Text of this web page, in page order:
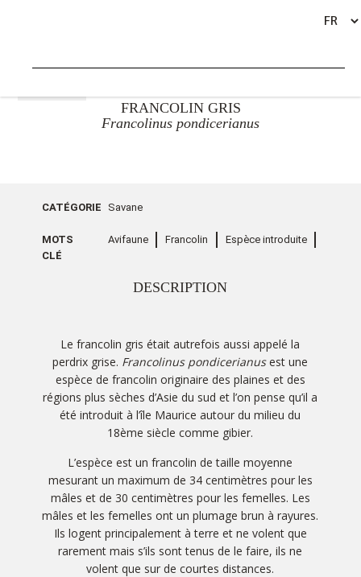
FRANCOLIN GRIS
Francolinus pondicerianus
CATÉGORIE Savane
MOTS
CLÉ
Avifaune Francolin Espèce introduite
DESCRIPTION
Le francolin gris était autrefois aussi appelé la
perdrix grise. Francolinus pondicerianusest une
espèce de francolin originaire des plaines et des
régions plus sèches d’Asie du sud et l’on pense qu’il a
été introduit à l’île Maurice autour du milieu du
18ème siècle comme gibier.
L’espèce est un francolin de taille moyenne
mesurant un maximum de 34 centimètres pour les
mâles et de 30 centimètres pour les femelles. Les
mâles et les femelles ont un plumage brun à rayures.
Ils logent principalement à terre et ne volent que
rarement mais s’ils sont tenus de le faire, ils ne
volent que sur de courtes distances.